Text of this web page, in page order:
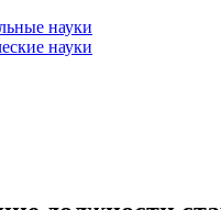
науки
науки